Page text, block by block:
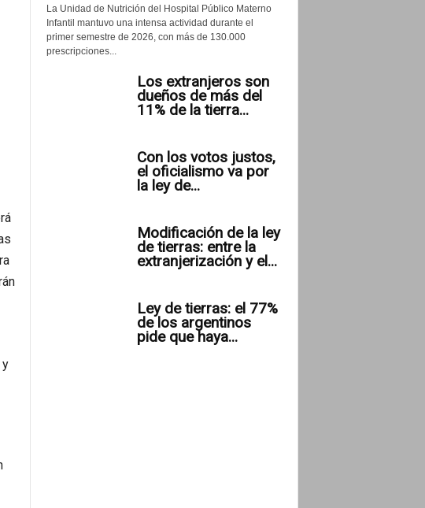
La Unidad de Nutrición del Hospital Público Materno
Infantil mantuvo una intensa actividad durante el
primer semestre de 2026, con más de 130.000
prescripciones...
Los extranjeros son
dueños de más del
11% de la tierra...
Con los votos justos,
el oficialismo va por
la ley de...
Modificación de la ley
de tierras: entre la
extranjerización y el...
Ley de tierras: el 77%
de los argentinos
pide que haya...